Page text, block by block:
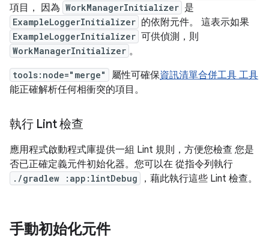
項目， 因為 WorkManagerInitializer 是
ExampleLoggerInitializer 的依附元件。 這表示如果
ExampleLoggerInitializer 可供偵測，則
WorkManagerInitializer 。
tools:node="merge" 屬性可確保資訊清單合併工具 工具
能正確解析任何相衝突的項目。
執行 Lint 檢查
應用程式啟動程式庫提供一組 Lint 規則，方便您檢查 您是
否已正確定義元件初始化器。您可以在 從指令列執行
./gradlew :app:lintDebug ，藉此執行這些 Lint 檢查。
手動初始化元件